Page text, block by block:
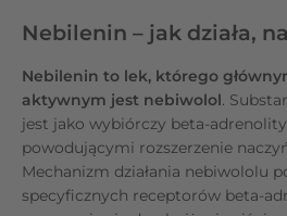
Nebilenin – jak działa,
Nebilenin to lek, którego
aktywnym jest nebiwolol.
jest jako wybiórczy beta-
powodującymi rozszerzenie
Mechanizm działania nebiwololu
specyficznych receptorów beta-